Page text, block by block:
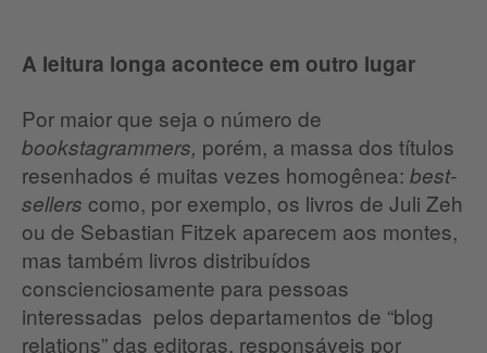
A leitura longa acontece em outro lugar
Por maior que seja o número de
bookstagrammers, porém, a massa dos títulos
resenhados é muitas vezes homogênea: best-
sellers como, por exemplo, os livros de Juli Zeh
ou de Sebastian Fitzek aparecem aos montes,
mas também livros distribuídos
conscienciosamente para pessoas
interessadas pelos departamentos de “blog
relations” das editoras, responsáveis por